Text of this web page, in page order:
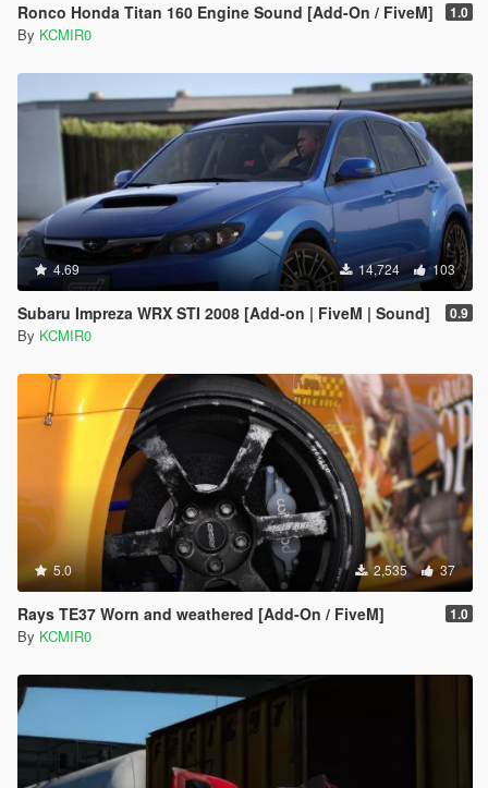
Ronco Honda Titan 160 Engine Sound [Add-On / FiveM] 1.0
By KCMIR0
4.69 14,724 103
Subaru Impreza WRX STI 2008 [Add-on | FiveM | Sound] 0.9
By KCMIR0
5.0 2,535 37
Rays TE37 Worn and weathered [Add-On / FiveM] 1.0
By KCMIR0